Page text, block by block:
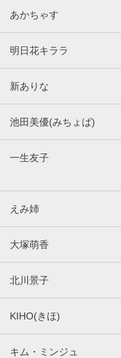
あかちゃす
明日花キララ
新ありな
池田美優(みちょぱ)
一生友子
えみ姉
大塚萌香
北川景子
KIHO(きほ)
キム・ミンジュ